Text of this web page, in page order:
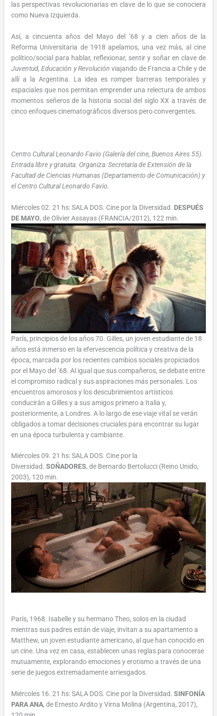
las perspectivas revolucionarias en clave de lo que se conociera
como Nueva Izquierda.
Así, a cincuenta años del Mayo del ’68 y a cien años de la
Reforma Universitaria de 1918 apelamos, una vez más, al cine
político/social para hablar, reflexionar, sentir y soñar en clave de
Juventud, Educación y Revolución viajando de Francia a Chile y de
allí a la Argentina. La idea es romper barreras temporales y
espaciales que nos permitan emprender una relectura de ambos
momentos señeros de la historia social del siglo XX a través de
cinco enfoques cinematográficos diversos pero convergentes.
Centro Cultural Leonardo Favio (Galería del cine, Buenos Aires 55).
Entrada libre y gratuita. Organiza: Secretaría de Extensión de la
Facultad de Ciencias Humanas (Departamento de Comunicación) y
el Centro Cultural Leonardo Favio.
Miércoles 02. 21 hs: SALA DOS. Cine por la Diversidad. DESPUÉS
DE MAYO, de Olivier Assayas (FRANCIA/2012), 122 min.
París, principios de los años 70. Gilles, un joven estudiante de 18
años está inmerso en la efervescencia política y creativa de la
época, marcada por los recientes cambios sociales propiciados
por el Mayo del ’68. Al igual que sus compañeros, se debate entre
el compromiso radical y sus aspiraciones más personales. Los
encuentros amorosos y los descubrimientos artísticos
conducirán a Gilles y a sus amigos primero a Italia y,
posteriormente, a Londres. A lo largo de ese viaje vital se verán
obligados a tomar decisiones cruciales para encontrar su lugar
en una época turbulenta y cambiante.
Miércoles 09. 21 hs: SALA DOS. Cine por la
Diversidad.SOÑADORES, de Bernardo Bertolucci (Reino Unido,
2003), 120 min.
París, 1968. Isabelle y su hermano Theo, solos en la ciudad
mientras sus padres están de viaje, invitan a su apartamento a
Matthew, un joven estudiante americano, al que han conocido en
un cine. Una vez en casa, establecen unas reglas para conocerse
mutuamente, explorando emociones y erotismo a través de una
serie de juegos extremadamente arriesgados.
Miércoles 16. 21 hs: SALA DOS. Cine por la Diversidad.SINFONÍA
PARA ANA, de Ernesto Ardito y Virna Molina (Argentina, 2017),